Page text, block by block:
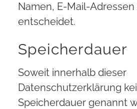
Namen, E-Mail-Adressen
entscheidet.
Speicherdauer
Soweit innerhalb dieser
Datenschutzerklärung
Speicherdauer genannt